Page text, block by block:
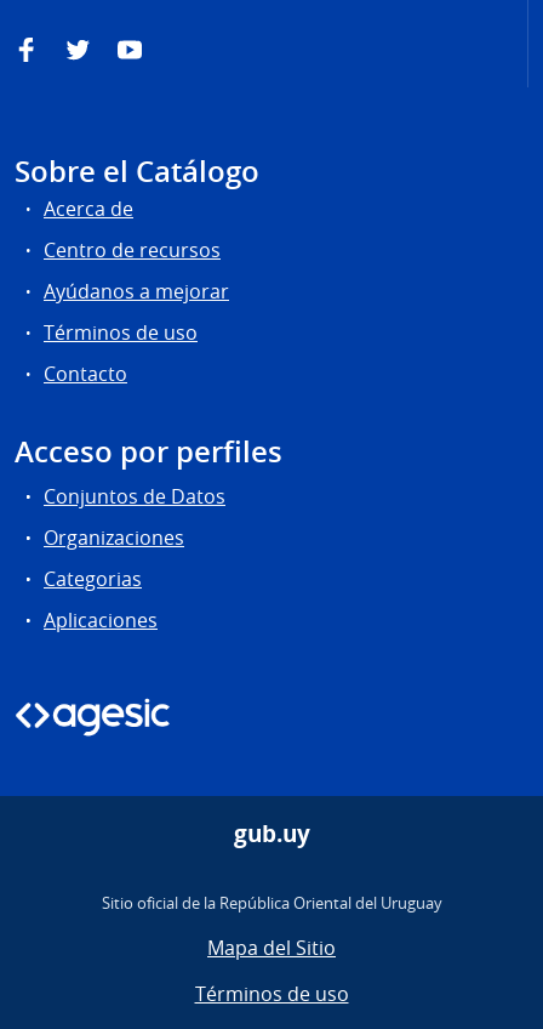
FacebookTwitterYouTube
Sobre el Catálogo
Acerca de
Centro de recursos
Ayúdanos a mejorar
Términos de uso
Contacto
Acceso por perfiles
Conjuntos de Datos
Organizaciones
Categorias
Aplicaciones
gub.uy
Sitio oficial de la República Oriental del Uruguay
Mapa del Sitio
Términos de uso